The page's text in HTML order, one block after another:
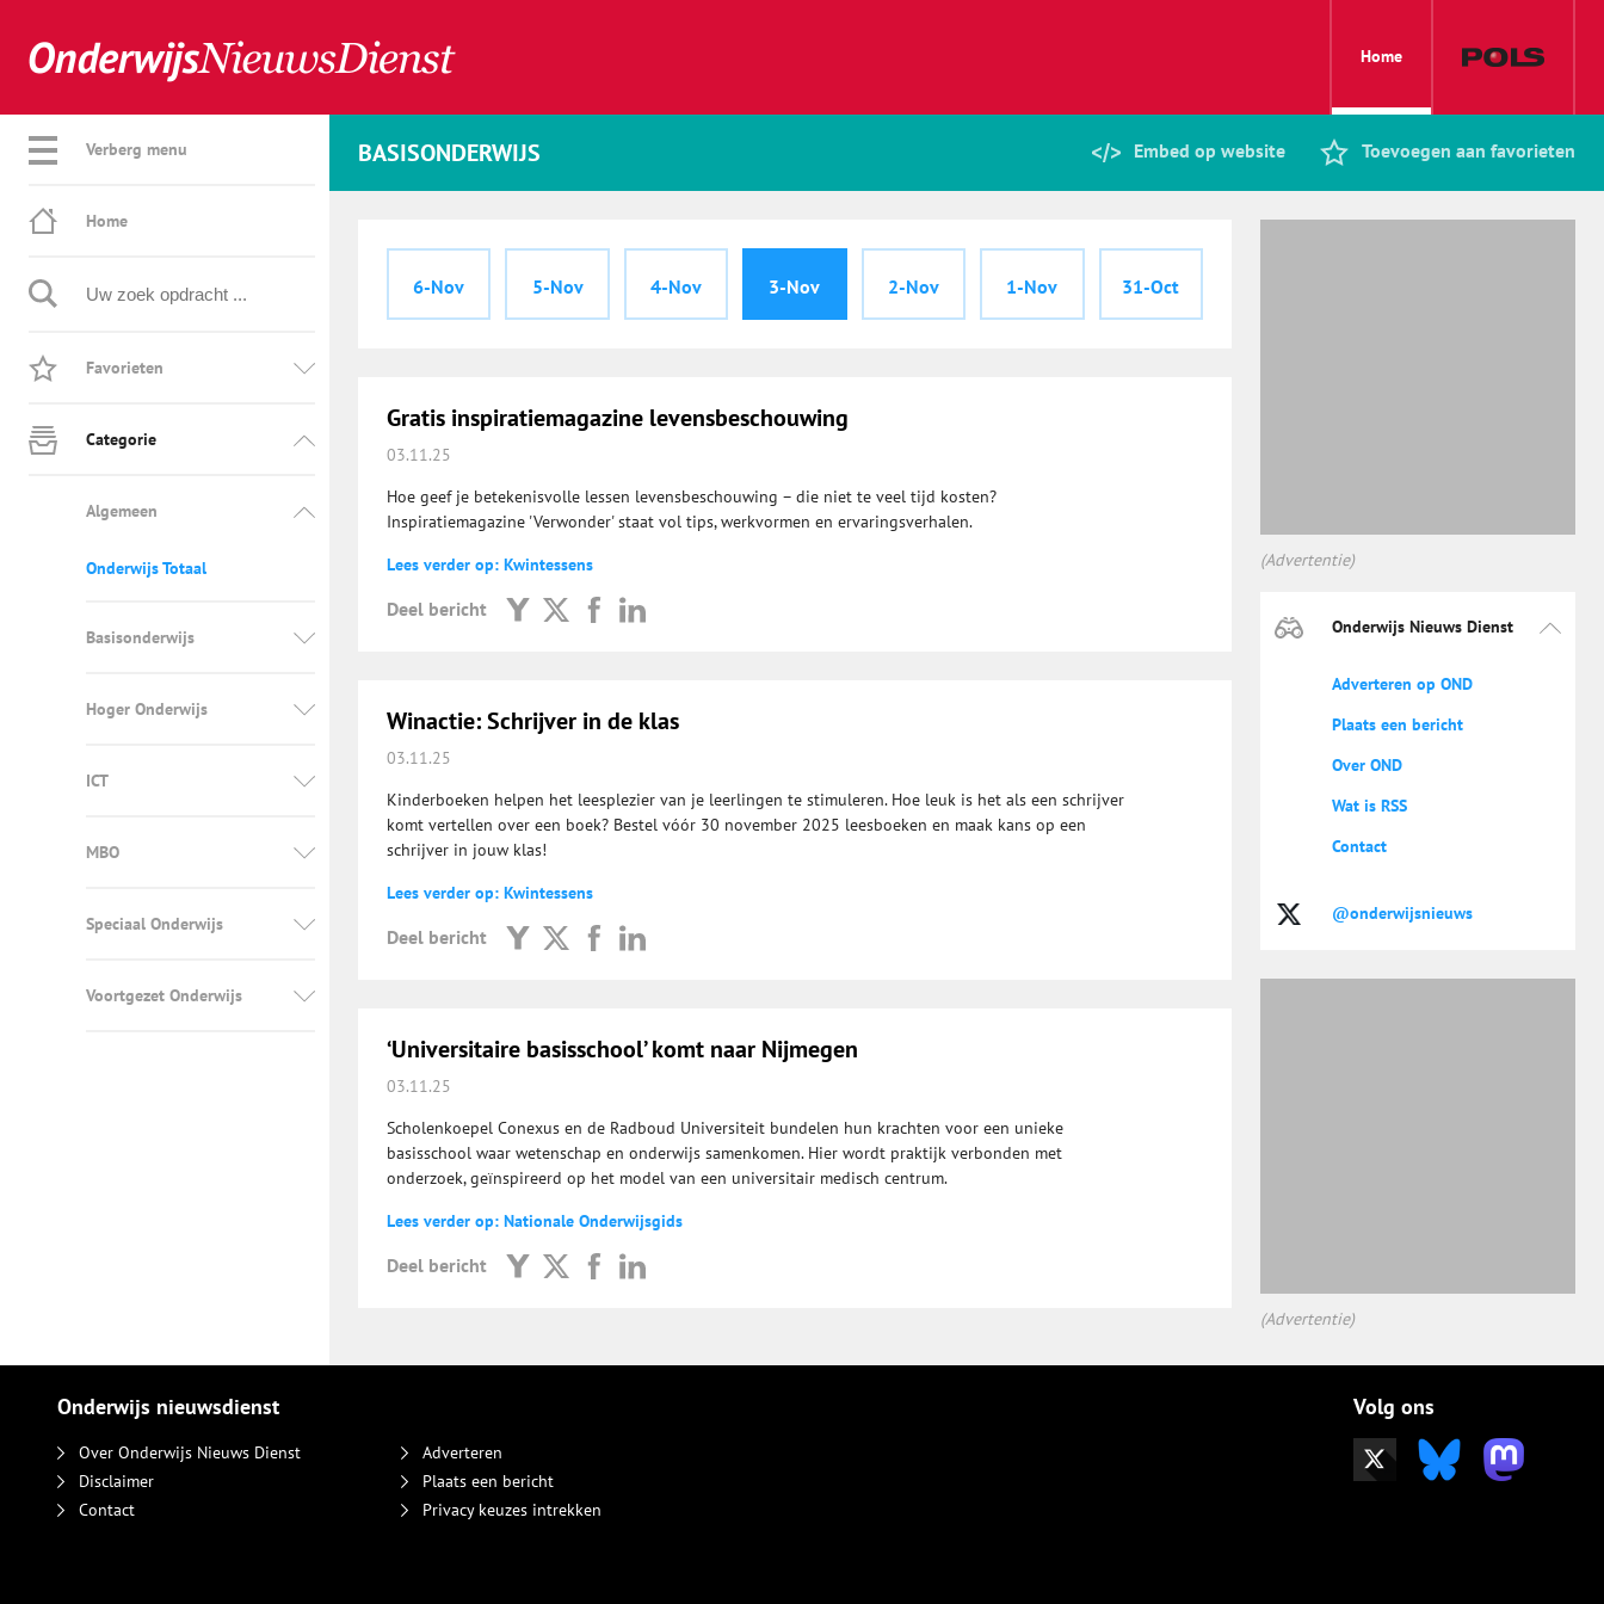
Home
Verberg menu
Home
Favorieten
Categorie
Algemeen
Onderwijs Totaal
Basisonderwijs
Hoger Onderwijs
ICT
MBO
Speciaal Onderwijs
Voortgezet Onderwijs
BASISONDERWIJS Embed op website Toevoegen aan favorieten
6-Nov 5-Nov 4-Nov 3-Nov 2-Nov 1-Nov 31-Oct
Gratis inspiratiemagazine levensbeschouwing
03.11.25
Hoe geef je betekenisvolle lessen levensbeschouwing – die niet te veel tijd kosten?
Inspiratiemagazine 'Verwonder' staat vol tips, werkvormen en ervaringsverhalen.
Lees verder op: Kwintessens
Deel bericht
Winactie: Schrijver in de klas
03.11.25
Kinderboeken helpen het leesplezier van je leerlingen te stimuleren. Hoe leuk is het als een schrijver
komt vertellen over een boek? Bestel vóór 30 november 2025 leesboeken en maak kans op een
schrijver in jouw klas!
Lees verder op: Kwintessens
Deel bericht
‘Universitaire basisschool’ komt naar Nijmegen
03.11.25
Scholenkoepel Conexus en de Radboud Universiteit bundelen hun krachten voor een unieke
basisschool waar wetenschap en onderwijs samenkomen. Hier wordt praktijk verbonden met
onderzoek, geïnspireerd op het model van een universitair medisch centrum.
Lees verder op: Nationale Onderwijsgids
Deel bericht
(Advertentie)
Onderwijs Nieuws Dienst
Adverteren op OND
Plaats een bericht
Over OND
Wat is RSS
Contact
@onderwijsnieuws
(Advertentie)
Onderwijs nieuwsdienst
Over Onderwijs Nieuws Dienst
Disclaimer
Contact
Adverteren
Plaats een bericht
Privacy keuzes intrekken
Volg ons